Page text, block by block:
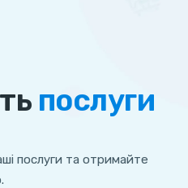
послуги
послуги та отримайте